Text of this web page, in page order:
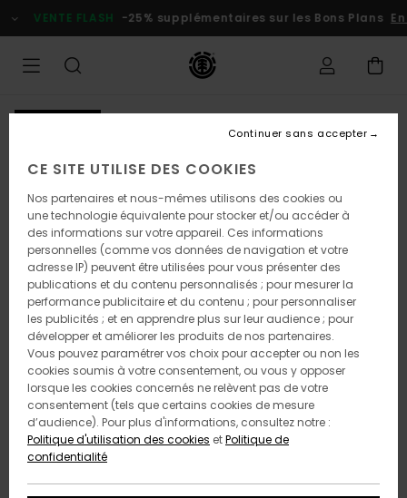
l'information
VENTE FLASH -25% supplémentaires sur les Bons Plans En
CE SITE UTILISE DES COOKIES
Nos partenaires et nous-mêmes utilisons des cookies ou
une technologie équivalente pour stocker et/ou accéder à
des informations sur votre appareil. Ces informations
personnelles (comme vos données de navigation et votre
adresse IP) peuvent être utilisées pour vous présenter des
publications et du contenu personnalisés ; pour mesurer la
performance publicitaire et du contenu ; pour personnaliser
les publicités ; et en apprendre plus sur leur audience ; pour
développer et améliorer les produits de nos partenaires.
Vous pouvez paramétrer vos choix pour accepter ou non les
cookies soumis à votre consentement, ou vous y opposer
lorsque les cookies concernés ne relèvent pas de votre
consentement (tels que certains cookies de mesure
d’audience). Pour plus d'informations, consultez notre :
Politique d'utilisation des cookies etPolitique de
confidentialité
Continuer sans accepter